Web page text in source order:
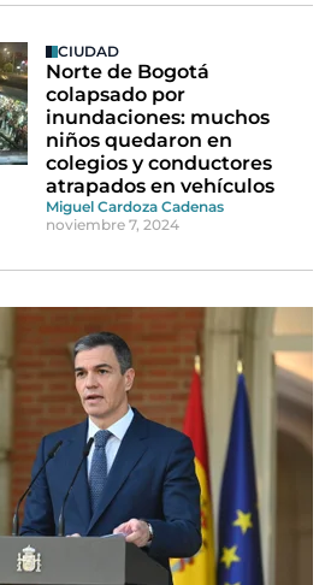
CIUDAD
Norte de Bogotá
colapsado por
inundaciones: muchos
niños quedaron en
colegios y conductores
atrapados en vehículos
Miguel Cardoza Cadenas
noviembre 7, 2024